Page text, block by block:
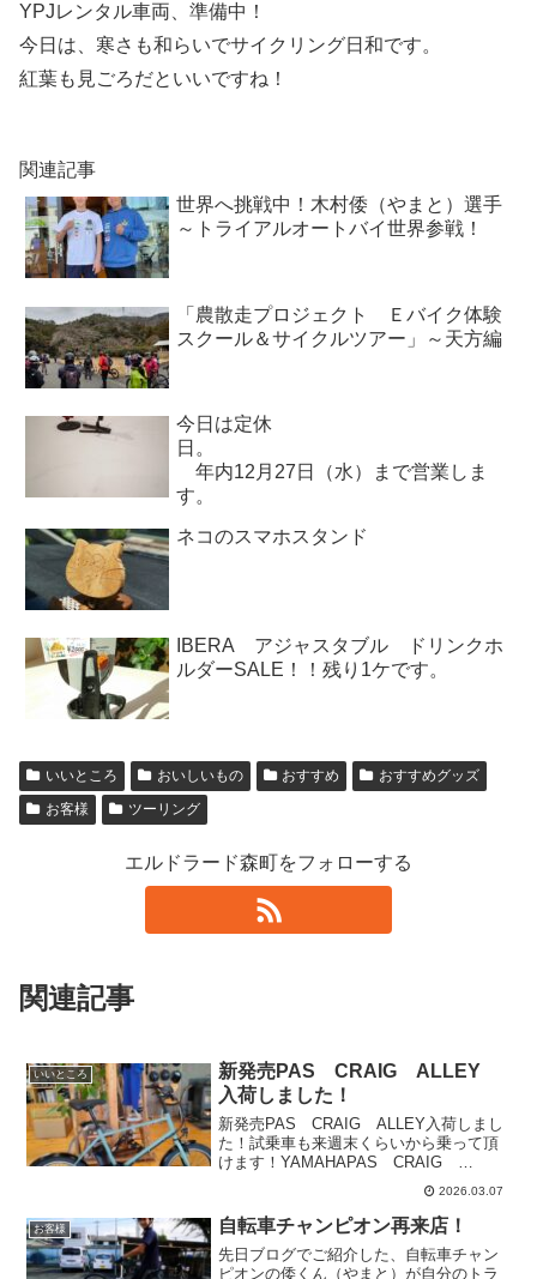
YPJレンタル車両、準備中！
今日は、寒さも和らいでサイクリング日和です。
紅葉も見ごろだといいですね！
関連記事
世界へ挑戦中！木村倭（やまと）選手
～トライアルオートバイ世界参戦！
「農散走プロジェクト Ｅバイク体験
スクール＆サイクルツアー」～天方編
今日は定休
日。
年内12月27日（水）まで営業しま
す。
ネコのスマホスタンド
IBERA アジャスタブル ドリンクホ
ルダーSALE！！残り1ケです。
いいところ おいしいもの おすすめ
おすすめグッズ
お客様
ツーリング
エルドラード森町をフォローする
関連記事
いいところ
新発売PAS CRAIG ALLEY
入荷しました！
新発売PAS CRAIG ALLEY入荷しまし
た！試乗車も来週末くらいから乗って頂
けます！YAMAHAPAS CRAIG
ALLEY（パス クレイグ アリー）メー
カー希望小売価格￥138,000（消費税10％
込）カラーは、3色写真はカーキジ...
2026.03.07
お客様 自転車チャンピオン再来店！
先日ブログでご紹介した、自転車チャン
ピオンの倭くん（やまと）が自分のトラ